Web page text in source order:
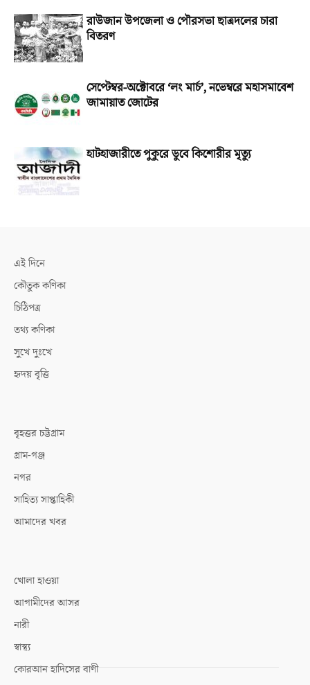
রাউজান উপজেলা ও পৌরসভা ছাত্রদলের চারা
বিতরণ
সেপ্টেম্বর-অক্টোবরে ‘লং মার্চ’, নভেম্বরে মহাসমাবেশ
জামায়াত জোটের
হাটহাজারীতে পুকুরে ডুবে কিশোরীর মৃত্যু
এই দিনে
কৌতুক কণিকা
চিঠিপত্র
তথ্য কণিকা
সুখে দুঃখে
হৃদয় বৃত্তি
বৃহত্তর চট্টগ্রাম
গ্রাম-গঞ্জ
নগর
সাহিত্য সাপ্তাহিকী
আমাদের খবর
খোলা হাওয়া
আগামীদের আসর
নারী
স্বাস্থ্য
কোরআন হাদিসের বাণী